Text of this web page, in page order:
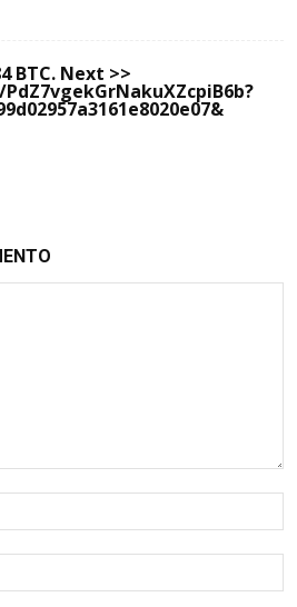
BTC. Next >>